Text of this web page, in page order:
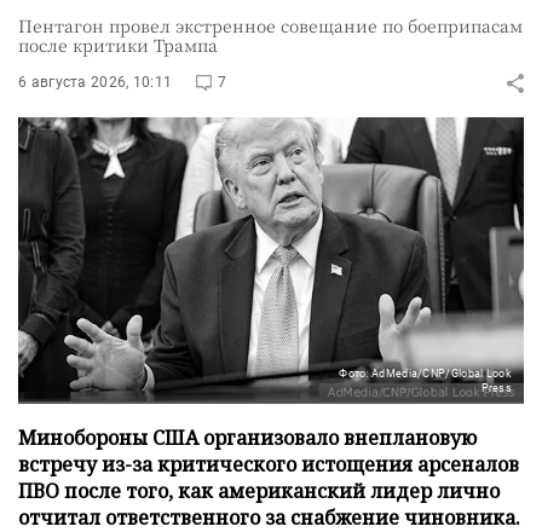
Пентагон провел экстренное совещание по боеприпасам
после критики Трампа
6 августа 2026, 10:11 7
Фото: AdMedia/CNP/Global Look
Press
Минобороны США организовало внеплановую
встречу из-за критического истощения арсеналов
ПВО после того, как американский лидер лично
отчитал ответственного за снабжение чиновника.